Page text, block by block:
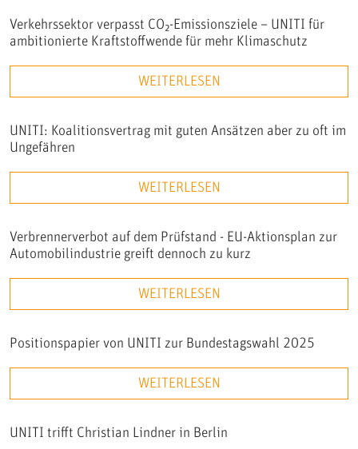
Verkehrssektor verpasst CO₂-Emissionsziele – UNITI für
ambitionierte Kraftstoffwende für mehr Klimaschutz
WEITERLESEN
UNITI: Koalitionsvertrag mit guten Ansätzen aber zu oft im
Ungefähren
WEITERLESEN
Verbrennerverbot auf dem Prüfstand - EU-Aktionsplan zur
Automobilindustrie greift dennoch zu kurz
WEITERLESEN
Positionspapier von UNITI zur Bundestagswahl 2025
WEITERLESEN
UNITI trifft Christian Lindner in Berlin